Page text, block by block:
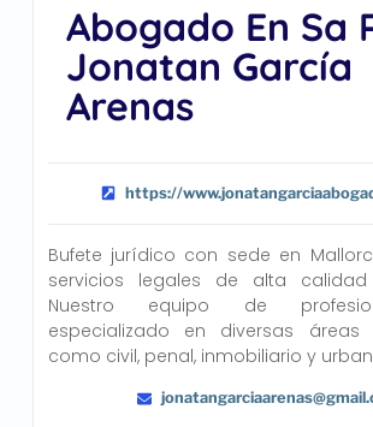
Abogado En Sa
Jonatan García
Arenas
https://
Bufete jurídico con sede en
servicios legales de alta calidad
Nuestro equipo de
especializado en diversas áreas
como civil, penal, inmobiliario y